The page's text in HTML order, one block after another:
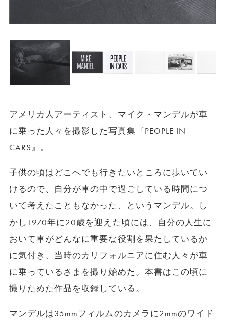
アメリカ人アーティスト、マイク・マンデルが車
に乗った人々を撮影した写真集『PEOPLE IN
CARS』。
子供の頃はどこへでも行きたいところに歩いてい
けるので、自分が車の中で過ごしている時間につ
いて考えたこともなかった、というマンデル。し
かし1970年に20歳を迎えた頃には、自分の人生に
おいて車がどんなに重要な役割を果たしているか
に気付き、当時のカリフォルニアに住む人々が車
に乗っているさまを撮り始めた。本書はこの頃に
撮りためた作品を収録している。
マンデルは35mmフィルムのカメラに2mmのワイド